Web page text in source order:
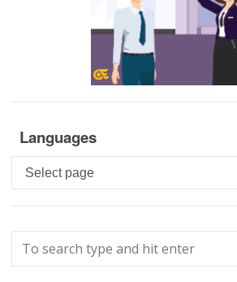
Languages
Languages